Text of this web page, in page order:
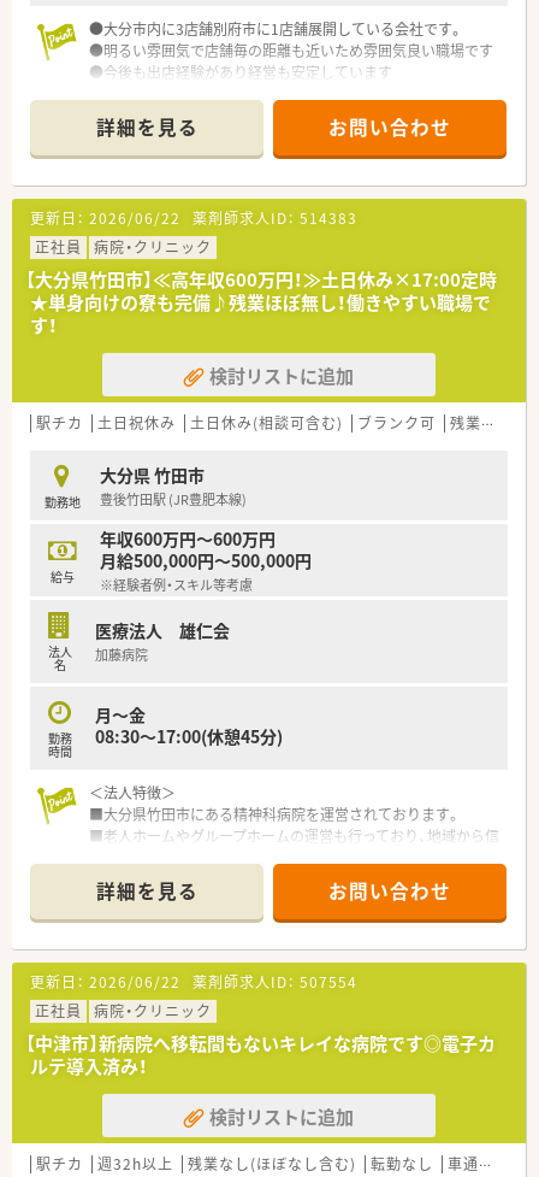
●大分市内に3店舗別府市に1店舗展開している会社です。
●明るい雰囲気で店舗毎の距離も近いため雰囲気良い職場です
●今後も出店経験があり経営も安定しています
詳細を見る お問い合わせ
更新日： 2026/06/22 薬剤師求人ID： 514383
正社員
病院・クリニック
【大分県竹田市】≪高年収600万円！≫土日休み×17:00定時
★単身向けの寮も完備♪残業ほぼ無し！働きやすい職場で
す！
検討リストに追加
駅チカ 土日祝休み 土日休み(相談可含む) ブランク可 残業なし(ほぼなし含む)
勤務地
大分県 竹田市
豊後竹田駅 (JR豊肥本線)
給与
年収600万円～600万円
月給500,000円～500,000円
※経験者例・スキル等考慮
法人
名
医療法人 雄仁会
加藤病院
勤務
時間
月～金
08:30〜17:00(休憩45分)
＜法人特徴＞
■大分県竹田市にある精神科病院を運営されております。
■老人ホームやグループホームの運営も行っており、地域から信
＜薬剤部の紹介＞
■薬剤師は常勤が1名、パートの方が1名在籍されております。
■パートの方は、月～金の10時～17時でご就業されているため、
しっかりとサポートして頂けます。
■お二人とも60代の男性で、経験が豊富な方々です。
■電子カルテとなり、全自動分包機も導入されており、業務削減
に努めております。
■院外処方となるため、入院患者様の調剤業務がメインとなりま
す。
■月～木に調剤業務をメインに行い、金曜日は持参薬管理やミキ
シング等を行っております。
■月～金の8:30～17:00就業となり、土日祝はお休みとなりま
す。
詳細を見る お問い合わせ
更新日： 2026/06/22 薬剤師求人ID： 507554
正社員
病院・クリニック
【中津市】新病院へ移転間もないキレイな病院です◎電子カ
ルテ導入済み！
検討リストに追加
駅チカ 週32h以上 残業なし(ほぼなし含む) 転勤なし 車通勤可